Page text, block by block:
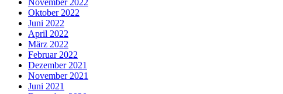
November 2022
Oktober 2022
Juni 2022
April 2022
März 2022
Februar 2022
Dezember 2021
November 2021
Juni 2021